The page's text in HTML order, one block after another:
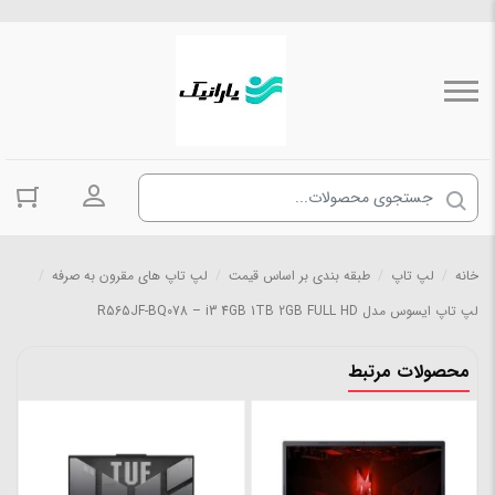
ورود به
خانه لپ تاپ طبقه بندی بر اساس قیمت لپ تاپ های مقرون به صرفه
لپ تاپ ایسوس مدل R565JF-BQ078 – i3 4GB 1TB 2GB FULL HD
محصولات مرتبط